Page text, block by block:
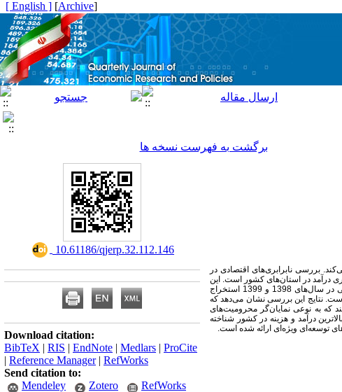
[
Archive
]
[ English ]
برگشت به فهرست نسخه ها
بررسی نابرابری‌های اقتصادی در
درآمد در استان‌های کشور است. این
تحقیق به‌صورت توصیفی و تحلیلی انجام شده است. داده‌های مورد استفاده از طرح آمارگیری هزینه و درآمد خانوارهای شهری و روستایی در سال‌های 1398 و 1399 استخراج
است. نتایج این بررسی نشان می‌دهد که
که به نوعی نمایان‌گر محرومیت‌های
درآمد و هزینه در کشور شناخته
توسعه‌ای ویژه‌ای ارائه شده است.
‎ 10.61186/qjerp.32.112.146
Download citation:
BibTeX | RIS | EndNote | Medlars | ProCite
| Reference Manager| RefWorks
Send citation to:
Mendeley
Zotero RefWorks